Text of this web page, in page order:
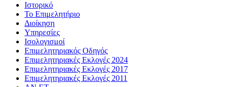
Ιστορικό
Το Επιμελητήριο
Διοίκηση
Υπηρεσίες
Ισολογισμοί
Επιμελητηριακός Οδηγός
Επιμελητηριακές Εκλογές 2024
Επιμελητηριακές Εκλογές 2017
Επιμελητηριακές Εκλογές 2011